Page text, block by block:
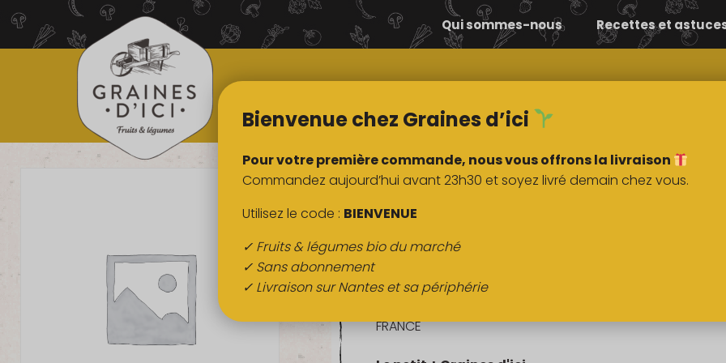
TOUS NOS
Comment ça
marche ?
Nos
Qui sommes-nous Recettes et
DESCRIPTION
Pommes déclassées 2 kg
FRANCE
Bienvenue chez Graines d’ici
Pour votre première commande, nous vous offrons la livraison
Commandez aujourd’hui avant 23h30 et soyez livré demain chez vous.
Utilisez le code : BIENVENUE
✓ Fruits & légumes bio du marché
✓ Sans abonnement
✓ Livraison sur Nantes et sa périphérie